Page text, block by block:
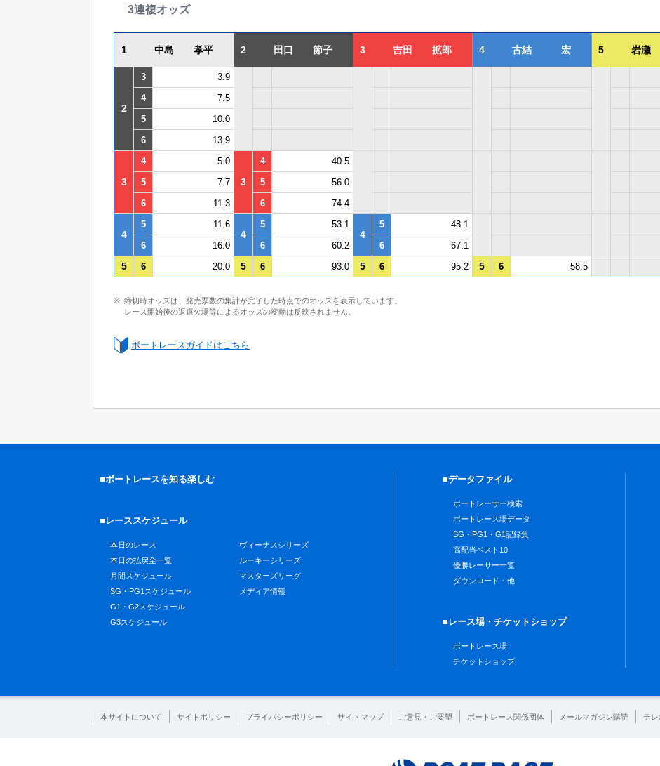
3連複オッズ
1 中島 孝平 2 田口 節子 3 吉田 拡郎 4 古結 宏 5 岩
2
3
3.9
4
7.5
5
10.0
6
13.9
3
4 5.0
3
4
40.5
5
7.7 5
56.0
6
11.3 6 74.4
4
5 11.6
4
5 53.1
4
5
48.1
6
16.0 6 60.2 6 67.1
5 6 20.0 5 6 93.0 5 6 95.2 5 6 58.5
締切時オッズは、発売票数の集計が完了した時点でのオッズを表示しています。
レース開始後の返還欠場等によるオッズの変動は反映されません。
ボートレースガイドはこちら
■ボートレースを知る楽しむ
■レーススケジュール
本日のレース
本日の払戻金一覧
月間スケジュール
SG・PG1スケジュール
G1・G2スケジュール
G3スケジュール
ヴィーナスシリーズ
ルーキーシリーズ
マスターズリーグ
メディア情報
■データファイル
ボートレーサー検索
ボートレース場データ
SG・PG1・G1記録集
高配当ベスト10
優勝レーサー一覧
ダウンロード・他
■レース場・チケットショップ
ボートレース場
チケットショップ
本サイトについて サイトポリシー プライバシーポリシー サイトマップ ご意見・ご要望 ボートレース関係団体 メールマガジン購読 テレ